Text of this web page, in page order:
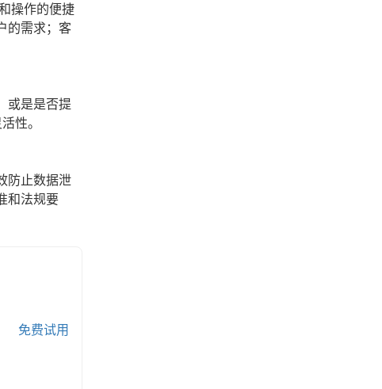
操作的便捷
的需求；客
或是是否提
性。
防止数据泄
和法规要
免费试用